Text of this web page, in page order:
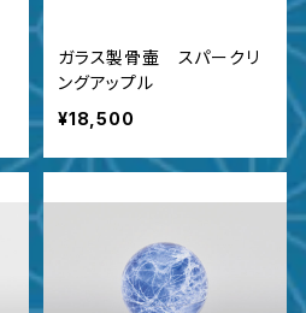
ガラス製骨壷 スパークリ
ングアップル
¥18,500